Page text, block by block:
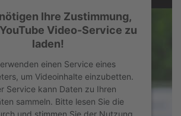
Ihre Zustimmung,
Video-Service zu
laden!
einen Service eines
um Videoinhalte einzubetten.
Service kann Daten zu Ihren
sammeln. Bitte lesen Sie die
und stimmen Sie der Nutzung